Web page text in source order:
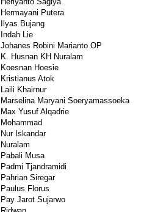
Hermayani Putera
Ilyas Bujang
Indah Lie
Johanes Robini Marianto OP
K. Husnan KH Nuralam
Koesnan Hoesie
Kristianus Atok
Laili Khairnur
Marselina Maryani Soeryamassoeka
Max Yusuf Alqadrie
Mohammad
Nur Iskandar
Nuralam
Pabali Musa
Padmi Tjandramidi
Pahrian Siregar
Paulus Florus
Pay Jarot Sujarwo